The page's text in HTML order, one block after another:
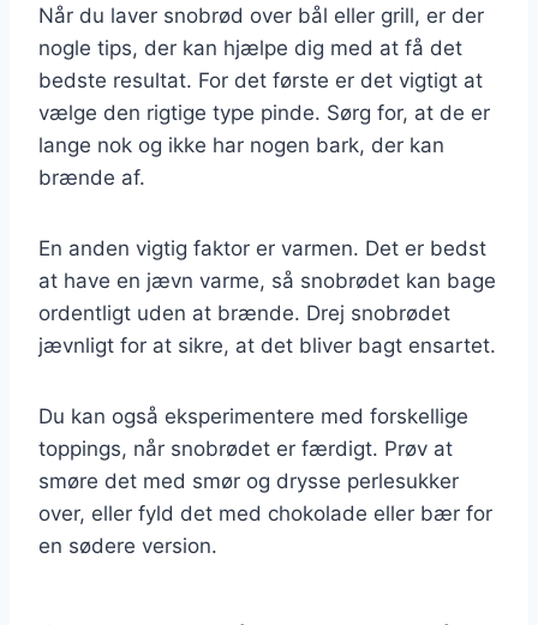
Når du laver snobrød over bål eller grill, er der
nogle tips, der kan hjælpe dig med at få det
bedste resultat. For det første er det vigtigt at
vælge den rigtige type pinde. Sørg for, at de er
lange nok og ikke har nogen bark, der kan
brænde af.
En anden vigtig faktor er varmen. Det er bedst
at have en jævn varme, så snobrødet kan bage
ordentligt uden at brænde. Drej snobrødet
jævnligt for at sikre, at det bliver bagt ensartet.
Du kan også eksperimentere med forskellige
toppings, når snobrødet er færdigt. Prøv at
smøre det med smør og drysse perlesukker
over, eller fyld det med chokolade eller bær for
en sødere version.